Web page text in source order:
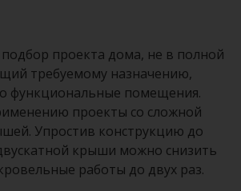
проекта дома, не в полной
требуемому назначению,
функциональные помещения.
проекты со сложной
Упростив конструкцию до
крыши можно снизить
работы до двух раз.